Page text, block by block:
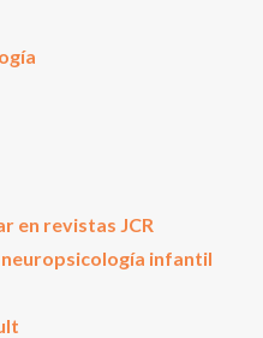
en revistas JCR
infantil